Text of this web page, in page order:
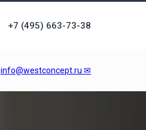
+7 (495) 663-73-38
info@westconcept.ru ✉